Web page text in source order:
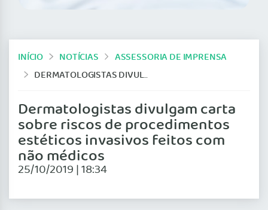
INÍCIO NOTÍCIAS
ASSESSORIA DE IMPRENSA
DERMATOLOGISTAS DIVULGAM CARTA SOBRE RISCOS DE PROCEDIMENTOS ESTÉTICOS INVASIVOS FEITOS COM NÃO MÉDICOS
Dermatologistas divulgam carta
sobre riscos de procedimentos
estéticos invasivos feitos com
não médicos
25/10/2019 | 18:34